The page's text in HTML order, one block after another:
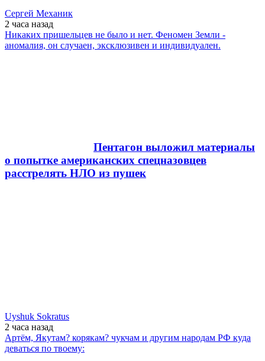
Сергей Механик
2 часа назад
Никаких пришельцев не было и нет. Феномен Земли -
аномалия, он случаен, эксклюзивен и индивидуален.
Пентагон выложил материалы
о попытке американских спецназовцев
расстрелять НЛО из пушек
Uyshuk Sokratus
2 часа назад
Артём, Якутам? корякам? чукчам и другим народам РФ куда
деваться по твоему: